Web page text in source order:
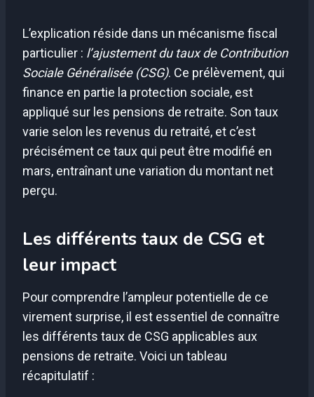
L’explication réside dans un mécanisme fiscal
particulier : l’ajustement du taux de Contribution
Sociale Généralisée (CSG). Ce prélèvement, qui
finance en partie la protection sociale, est
appliqué sur les pensions de retraite. Son taux
varie selon les revenus du retraité, et c’est
précisément ce taux qui peut être modifié en
mars, entraînant une variation du montant net
perçu.
Les différents taux de CSG et
leur impact
Pour comprendre l’ampleur potentielle de ce
virement surprise, il est essentiel de connaître
les différents taux de CSG applicables aux
pensions de retraite. Voici un tableau
récapitulatif :